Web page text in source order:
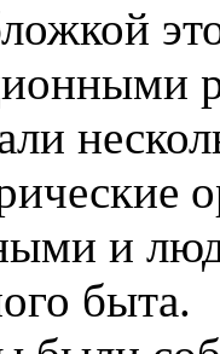
и
быта.